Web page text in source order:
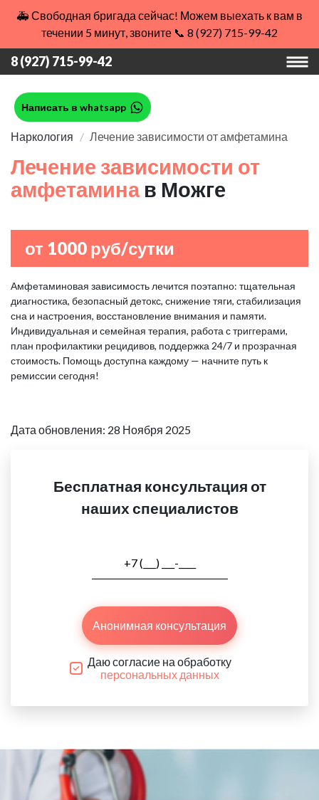
🚑 Свободная бригада сейчас! Можем выехать к вам в
течении 5 минут, звоните 📞 8 (927) 715-99-42
8 (927) 715-99-42
Написать в whatsapp
Наркология Лечение зависимости от амфетамина
Лечение зависимости от
амфетамина в Можге
от 1000 руб/сутки
Амфетаминовая зависимость лечится поэтапно: тщательная
диагностика, безопасный детокс, снижение тяги, стабилизация
сна и настроения, восстановление внимания и памяти.
Индивидуальная и семейная терапия, работа с триггерами,
план профилактики рецидивов, поддержка 24/7 и прозрачная
стоимость. Помощь доступна каждому — начните путь к
ремиссии сегодня!
Дата обновления: 28 Ноября 2025
Бесплатная консультация от
наших специалистов
Анонимная консультация
Даю согласие на обработку
персональных данных